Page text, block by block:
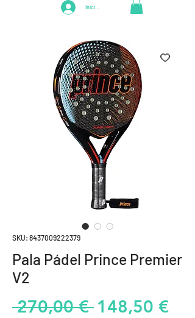
Iniciar Sesión
SKU: 8437009222379
Pala Pádel Prince Premier
V2
270,00 € Precio
148,50 €